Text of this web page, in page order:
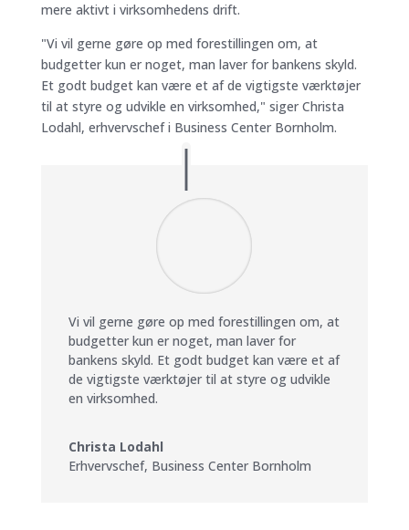
mere aktivt i virksomhedens drift.
"Vi vil gerne gøre op med forestillingen om, at
budgetter kun er noget, man laver for bankens skyld.
Et godt budget kan være et af de vigtigste værktøjer
til at styre og udvikle en virksomhed," siger Christa
Lodahl, erhvervschef i Business Center Bornholm.
Vi vil gerne gøre op med forestillingen om, at
budgetter kun er noget, man laver for
bankens skyld. Et godt budget kan være et af
de vigtigste værktøjer til at styre og udvikle
en virksomhed.
Christa Lodahl
Erhvervschef, Business Center Bornholm